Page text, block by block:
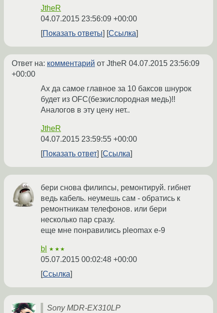
JtheR
04.07.2015 23:56:09 +00:00
Показать ответы
Ссылка
Ответ на: комментарий от JtheR 04.07.2015 23:56:09
+00:00
Ах да самое главное за 10 баксов шнурок
будет из OFC(безкислородная медь)!!
Аналогов в эту цену нет..
JtheR
04.07.2015 23:59:55 +00:00
Показать ответ
Ссылка
бери снова филипсы, ремонтируй. гибнет
ведь кабель. неумешь сам - обратись к
ремонтникам телефонов. или бери
несколько пар сразу.
еще мне понравились pleomax e-9
bl ★★★
05.07.2015 00:02:48 +00:00
Ссылка
Sony MDR-EX310LP